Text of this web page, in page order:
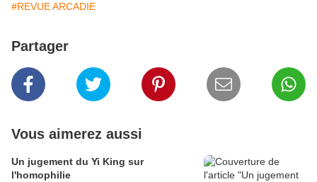
#REVUE ARCADIE
Partager
Vous aimerez aussi
Un jugement du Yi King sur
l'homophilie